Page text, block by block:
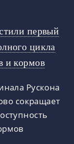
первый
цикла
и кормов
Рускона
сокращает